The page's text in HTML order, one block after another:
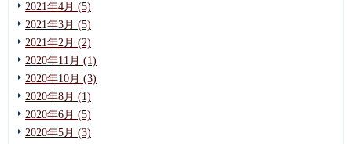
2021年4月 (5)
2021年3月 (5)
2021年2月 (2)
2020年11月 (1)
2020年10月 (3)
2020年8月 (1)
2020年6月 (5)
2020年5月 (3)